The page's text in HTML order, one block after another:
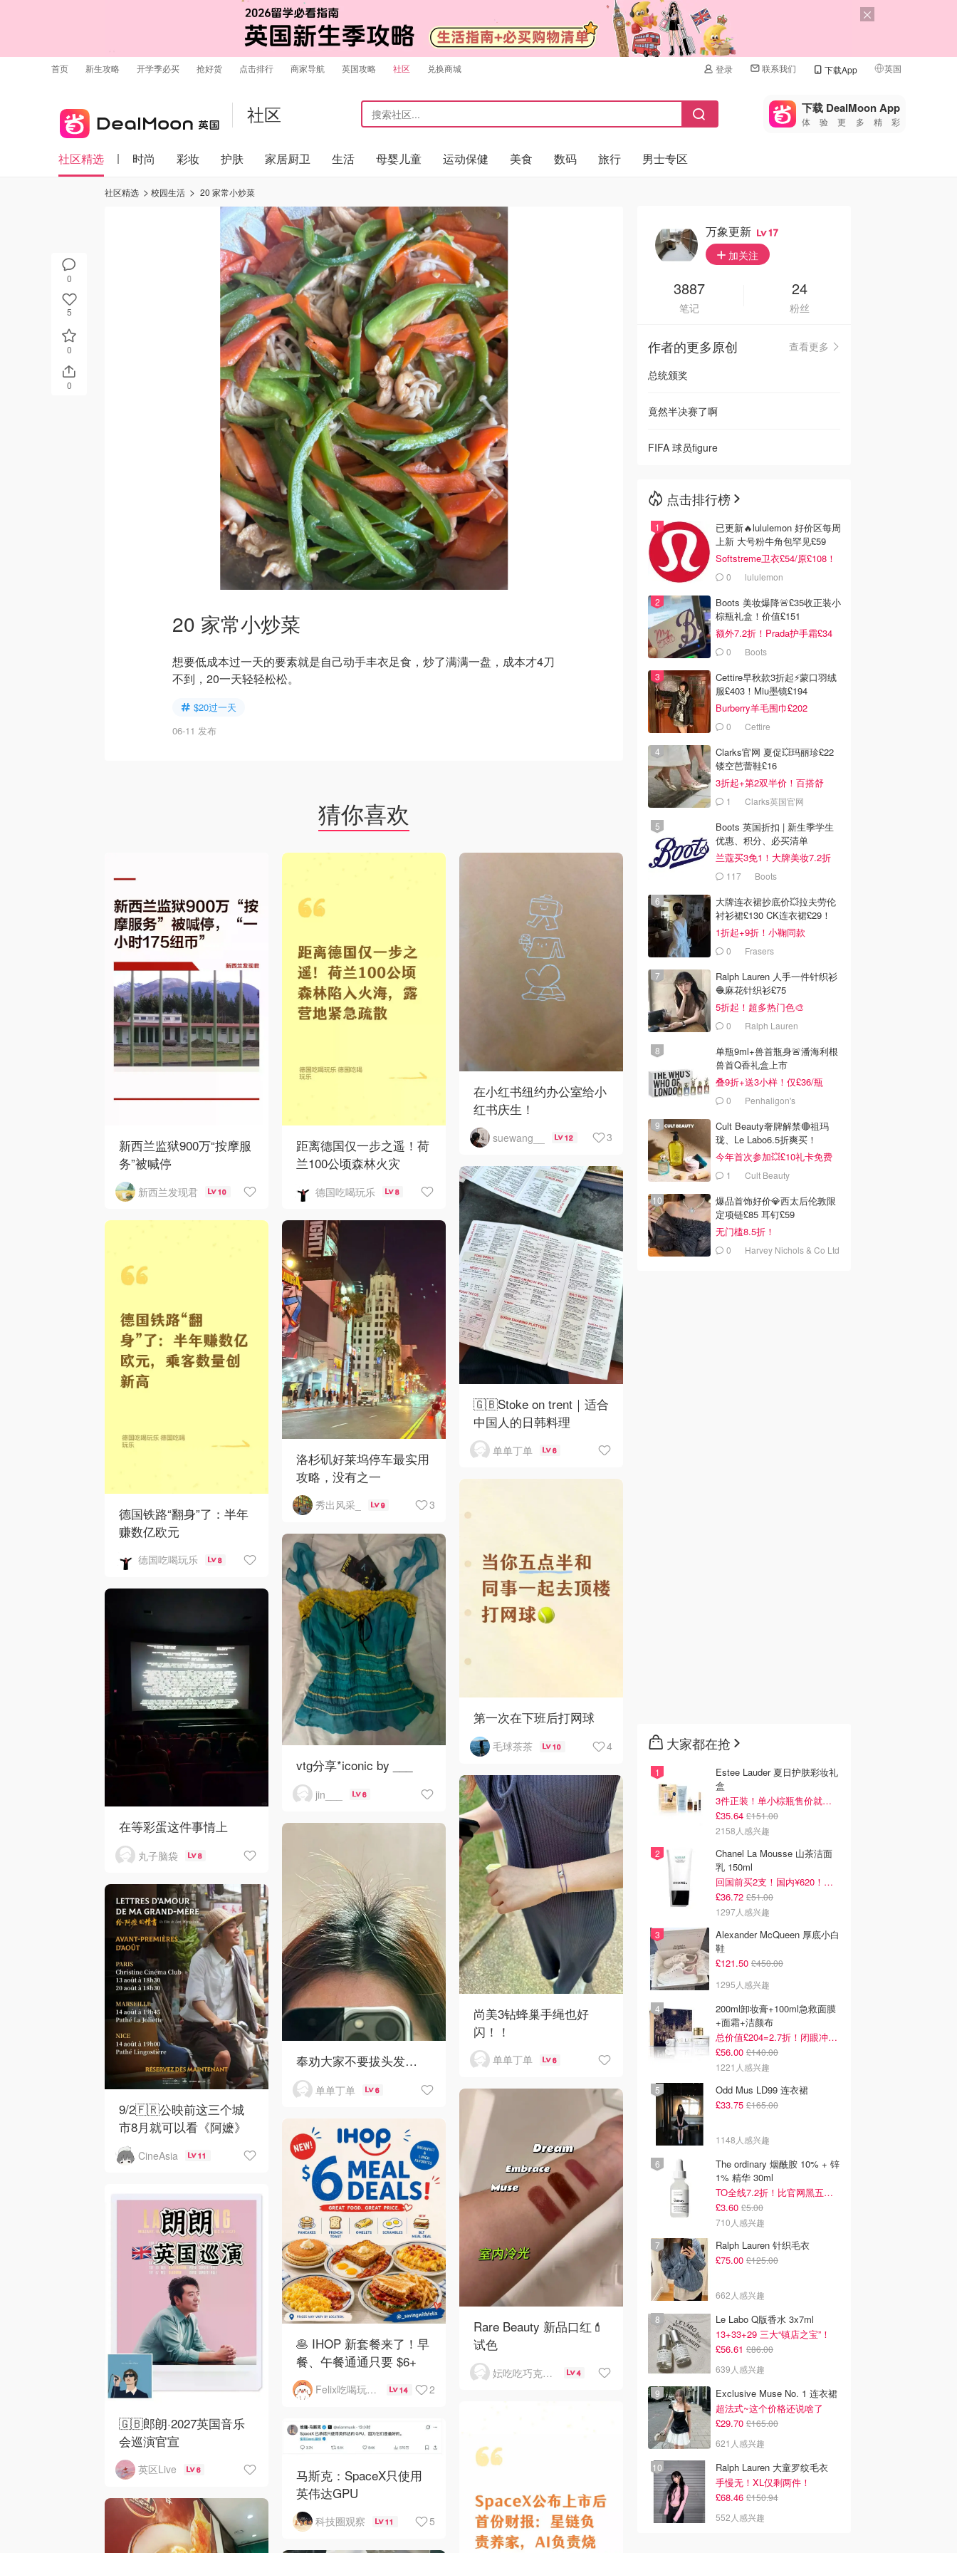
首页 新生攻略 开学季必买 抢好货 点击排行 商家导航 英国攻略 社区 兑换商城 登录 联系我们 下载App 英国
🇺🇸
🇨🇳 中国
🇦🇺
🇳🇿新西兰
社区 下载 DealMoon App
体验更多精彩
社区精选 时尚 彩妆 护肤 家居厨卫 生活 母婴儿童 运动保健 美食 数码 旅行 男士专区
0
5
0
0
社区精选 校园生活 20 家常小炒菜
20 家常小炒菜
想要低成本过一天的要素就是自己动手丰衣足食，炒了满满一盘，成本才4刀
不到，20一天轻轻松松。
$20过一天
06-11 发布
猜你喜欢
新西兰监狱900万“按摩服
务”被喊停
新西兰发现君 10
距离德国仅一步之遥！荷
兰100公顷森林火灾
德国吃喝玩乐 8
在小红书纽约办公室给小
红书庆生！
suewang__ 12 3
🇬🇧Stoke on trent｜适合
中国人的日韩料理
单单丁单 6
德国铁路“翻身”了：半年
赚数亿欧元
德国吃喝玩乐 8
洛杉矶好莱坞停车最实用
攻略，没有之一
秀出风采_ 9 3
第一次在下班后打网球
毛球茶茶 10 4
vtg分享*iconic by ___
jin___ 6
在等彩蛋这件事情上
丸子脑袋 8
尚美3钻蜂巢手绳也好
闪！！
单单丁单 6
奉劝大家不要拔头发…
单单丁单 6
9/2🇫🇷公映前这三个城
市8月就可以看《阿嬷》
CineAsia 11
Rare Beauty 新品口红💄
试色
妘吃吃巧克力芒果干 4
🥞 IHOP 新套餐来了！早
餐、午餐通通只要 $6+
Felix吃喝玩乐不破产 14 2
🇬🇧郎朗·2027英国音乐
会巡演官宣
英区Live 6
马斯克：SpaceX只使用
英伟达GPU
科技圈观察 11 5
万象更新 17
加关注
3887
笔记
24
粉丝
作者的更多原创
查看更多
总统颁奖
竟然半决赛了啊
FIFA 球员figure
点击排行榜
已更新🔥lululemon 好价区每周
上新 大号粉牛角包罕见£59
Softstreme卫衣£54/原£108！
0 lululemon
Boots 美妆爆降🚨£35收正装小
棕瓶礼盒！价值£151
额外7.2折！Prada护手霜£34
0 Boots
Cettire早秋款3折起⚡️蒙口羽绒
服£403！Miu墨镜£194
Burberry羊毛围巾£202
0 Cettire
Clarks官网 夏促💥玛丽珍£22
镂空芭蕾鞋£16
3折起+第2双半价！百搭舒
服！1 Clarks英国官网
Boots 英国折扣 | 新生季学生
优惠、积分、必买清单
兰蔻买3免1！大牌美妆7.2折
117 Boots
大牌连衣裙抄底价💥拉夫劳伦
衬衫裙£130 CK连衣裙£29！
1折起+9折！小鞠同款
Ganni£88
0 Frasers
Ralph Lauren 人手一件针织衫
🧶麻花针织衫£75
5折起！超多热门色🎨
0 Ralph Lauren
单瓶9ml+兽首瓶身🚨潘海利根
兽首Q香礼盒上市
叠9折+送3小样！仅£36/瓶
0 Penhaligon's
Cult Beauty奢牌解禁🔴祖玛
珑、Le Labo6.5折爽买！
今年首次参加💥£10礼卡免费
拿 1 Cult Beauty
爆品首饰好价💎西太后伦敦限
定项链£85 耳钉£59
无门槛8.5折！
0 Harvey Nichols & Co Ltd
大家都在抢
Estee Lauder 夏日护肤彩妆礼
盒
3件正装！单小棕瓶售价就要£65！
£35.64 £151.00
2158人感兴趣
Chanel La Mousse 山茶洁面
乳 150ml
回国前买2支！国内¥620！立省近一半！
£36.72 £51.00
1297人感兴趣
Alexander McQueen 厚底小白
鞋
£121.50 £450.00
1295人感兴趣
200ml卸妆膏+100ml急救面膜
+面霜+洁颜布
总价值£204=2.7折！闭眼冲这套！
£56.00 £140.00
1221人感兴趣
Odd Mus LD99 连衣裙
£33.75 £165.00
1148人感兴趣
The ordinary 烟酰胺 10% + 锌
1% 精华 30ml
TO全线7.2折！比官网黑五低！
£3.60 £5.00
710人感兴趣
Ralph Lauren 针织毛衣
£75.00 £125.00
662人感兴趣
Le Labo Q版香水 3x7ml
13+33+29 三大“镇店之宝”！
£56.61 £86.00
639人感兴趣
Exclusive Muse No. 1 连衣裙
超法式~这个价格还说啥了
£29.70 £165.00
621人感兴趣
Ralph Lauren 大童罗纹毛衣
手慢无！XL仅剩两件！
£68.46 £150.94
552人感兴趣